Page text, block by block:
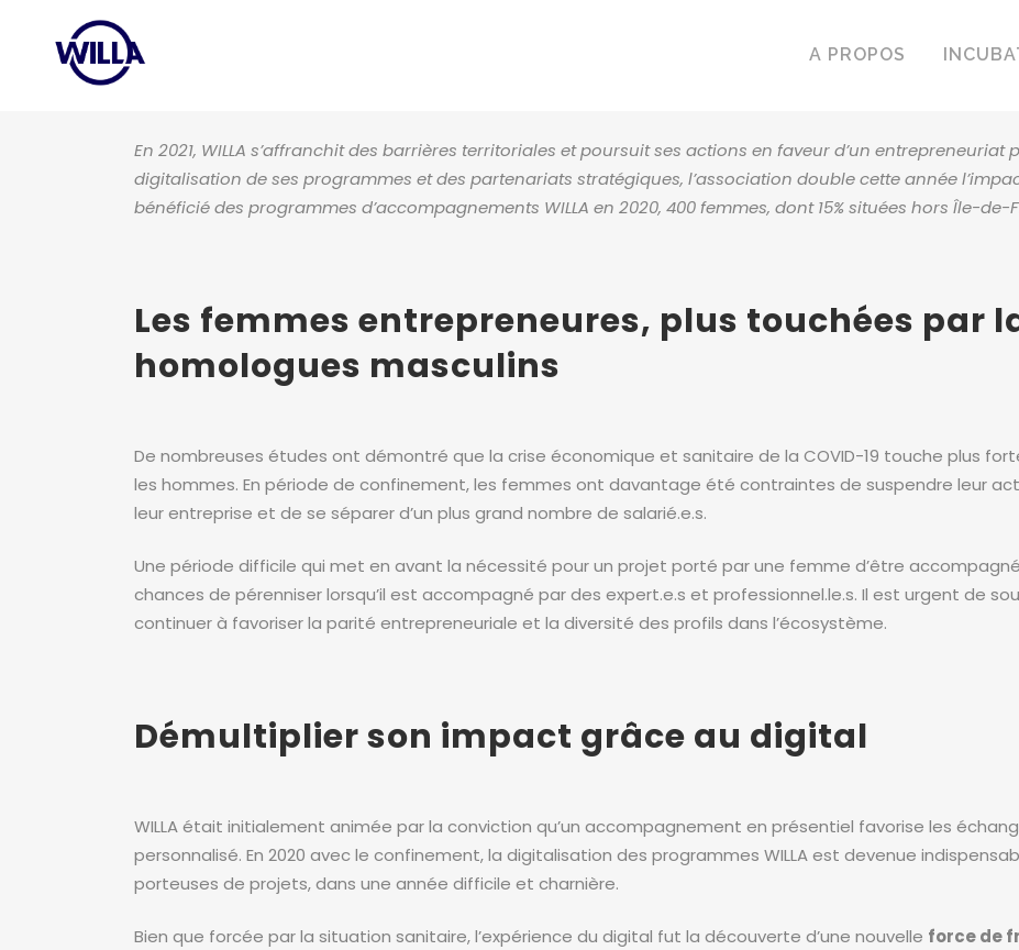
A PROPOS
En 2021, WILLA s’affranchit des barrières territoriales et poursuit ses actions en faveur d’un
digitalisation de ses programmes et des partenariats stratégiques, l’association double cette année
bénéficié des programmes d’accompagnements WILLA en 2020, 400 femmes, dont 15% situées hors Île-de-
Les femmes entrepreneures, plus touchées par
homologues masculins
De nombreuses études ont démontré que la crise économique et sanitaire de la COVID-19 touche plus
les hommes. En période de confinement, les femmes ont davantage été contraintes de suspendre leur
leur entreprise et de se séparer d’un plus grand nombre de salarié.e.s.
Une période difficile qui met en avant la nécessité pour un projet porté par une femme d’être
chances de pérenniser lorsqu’il est accompagné par des expert.e.s et professionnel.le.s. Il est urgent de
continuer à favoriser la parité entrepreneuriale et la diversité des profils dans l’écosystème.
Démultiplier son impact grâce au digital
WILLA était initialement animée par la conviction qu’un accompagnement en présentiel favorise les
personnalisé. En 2020 avec le confinement, la digitalisation des programmes WILLA est devenue
porteuses de projets, dans une année difficile et charnière.
Bien que forcée par la situation sanitaire, l’expérience du digital fut la découverte d’une nouvelle force de